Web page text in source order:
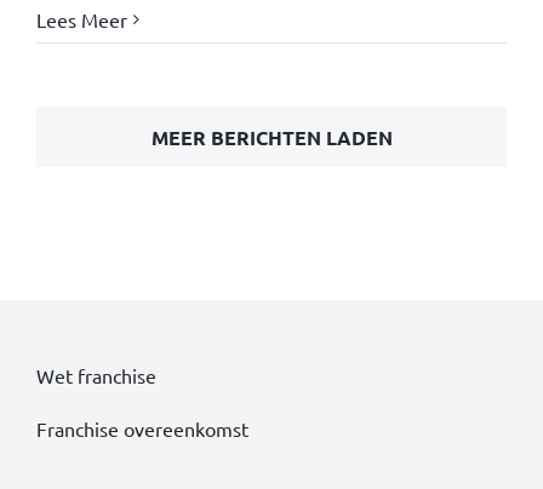
Lees Meer
MEER BERICHTEN LADEN
Wet franchise
Franchise overeenkomst